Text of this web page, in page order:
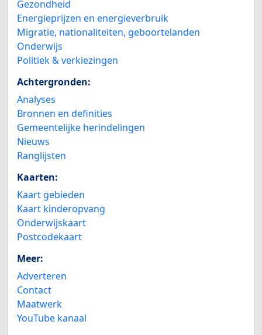
Gezondheid
Energieprijzen en energieverbruik
Migratie, nationaliteiten, geboortelanden
Onderwijs
Politiek & verkiezingen
Achtergronden:
Analyses
Bronnen en definities
Gemeentelijke herindelingen
Nieuws
Ranglijsten
Kaarten:
Kaart gebieden
Kaart kinderopvang
Onderwijskaart
Postcodekaart
Meer:
Adverteren
Contact
Maatwerk
YouTube kanaal